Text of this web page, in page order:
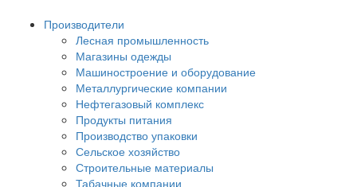
Производители
Лесная промышленность
Магазины одежды
Машиностроение и оборудование
Металлургические компании
Нефтегазовый комплекс
Продукты питания
Производство упаковки
Сельское хозяйство
Строительные материалы
Табачные компании